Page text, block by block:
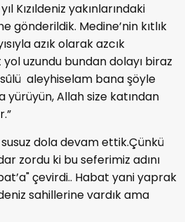
Kızıldeniz yakınlarındaki
gönderildik. Medine’nin kıtlık
azık olarak azcık
yol uzundu bundan dolayı biraz
aleyhiselam bana şöyle
yürüyün, Allah size katından
dola devam ettik.Çünkü
zordu ki bu seferimiz adını
çevirdi.. Habat yani yaprak
sahillerine vardık ama